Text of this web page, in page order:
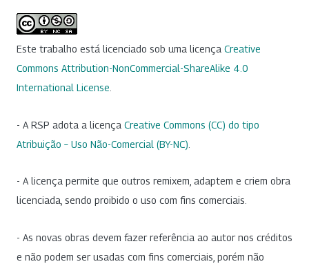
Este trabalho está licenciado sob uma licença Creative
Commons Attribution-NonCommercial-ShareAlike 4.0
International License
- A RSP adota a licença Creative Commons (CC) do tipo
Atribuição – Uso Não-Comercial (BY-NC)
- A licença permite que outros remixem, adaptem e criem obra
licenciada, sendo proibido o uso com fins comerciais.
- As novas obras devem fazer referência ao autor nos créditos
e não podem ser usadas com fins comerciais, porém não